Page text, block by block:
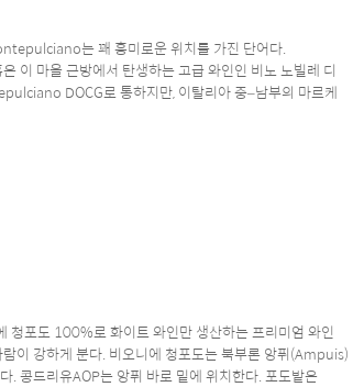
는 꽤 흥미로운 위치를 가진 단어다.
이 마을 근방에서 탄생하는 고급 와인인 비노 노빌레 디
DOCG로 통하지만, 이탈리아 중–남부의 마르케
청포도 100%로 화이트 와인만 생산하는 프리미엄 와인
이 강하게 분다. 비오니에 청포도는 북부론 앙퓌(Ampuis)
. 콩드리유AOP는 앙퓌 바로 밑에 위치한다. 포도밭은